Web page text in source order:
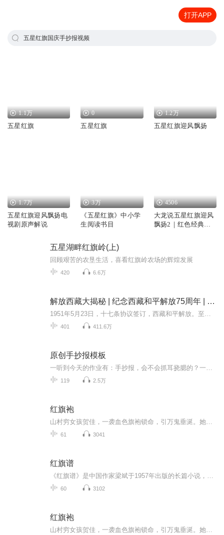
打开APP
五星红旗国庆手抄报视频
1.1万
五星红旗
0
五星红旗
1.2万
五星红旗迎风飘扬
1.7万
五星红旗迎风飘扬电
视剧原声解说
3万
《五星红旗》中小学
生阅读书目
4506
大龙说五星红旗迎风
飘扬2｜红色经典电
五星湖畔红旗岭(上)
回顾艰苦的农垦生活，喜看红旗岭农场的辉煌发展
420 6.6万
解放西藏大揭秘 | 纪念西藏和平解放75周年 | 五星红旗如何插上世界屋脊？| 百万农奴大解放
401 411.6万
原创手抄报模板
119 2.5万
红旗袍
61 3041
红旗谱
60 3102
红旗袍